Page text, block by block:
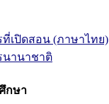
เปิดสอน (ภาษาไทย)
นานาชาติ
กษา